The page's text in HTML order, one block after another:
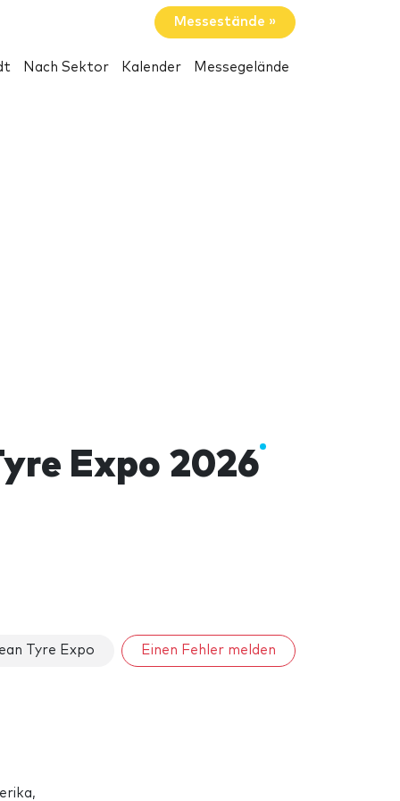
Messestände »
Nach Sektor Kalender Messegelände
Expo 2026
Tyre Expo Einen Fehler melden